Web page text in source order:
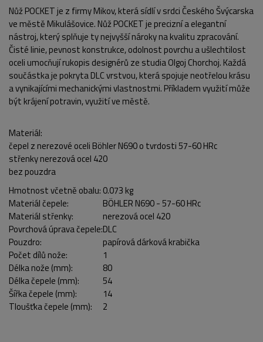
POPIS PRODUKTU FOTO (13)
Nůž POCKET je z firmy Mikov, která sídlí v srdci Českého Švýcarska
ve městě Mikulášovice. Nůž POCKET je precizní a elegantní
nástroj, který splňuje ty nejvyšší nároky na kvalitu zpracování.
Čisté linie, pevnost konstrukce, odolnost povrchu a ušlechtilost
oceli umocňují rukopis designérů ze studia Olgoj Chorchoj. Každá
součástka je pokryta DLC vrstvou, která spojuje neotřelou krásu
a vynikajícími mechanickými vlastnostmi. Příkladem využití může
být krájení potravin, využití ve městě.
Materiál:
čepel z nerezové oceli Böhler N690 o tvrdosti 57-60 HRc
střenky nerezová ocel 420
bez pouzdra
Hmotnost včetně obalu: 0.073 kg
Materiál čepele:
BÖHLER N690 - 57-60 HRc
Materiál střenky:
nerezová ocel 420
Povrchová úprava čepele:DLC
Pouzdro:
papírová dárková krabička
Počet dílů nože:
1
Délka nože (mm):
80
Délka čepele (mm):
54
Šířka čepele (mm):
14
Tloušťka čepele (mm):
2